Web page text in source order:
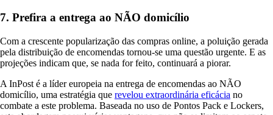
7. Prefira a entrega ao NÃO domicílio
Com a crescente popularização das compras online, a poluição gerada
pela distribuição de encomendas tornou-se uma questão urgente. E as
projeções indicam que, se nada for feito, continuará a piorar.
A InPost é a líder europeia na entrega de encomendas ao NÃO
domicílio, uma estratégia que revelou extraordinária eficácia no
combate a este problema. Baseada no uso de Pontos Pack e Lockers,